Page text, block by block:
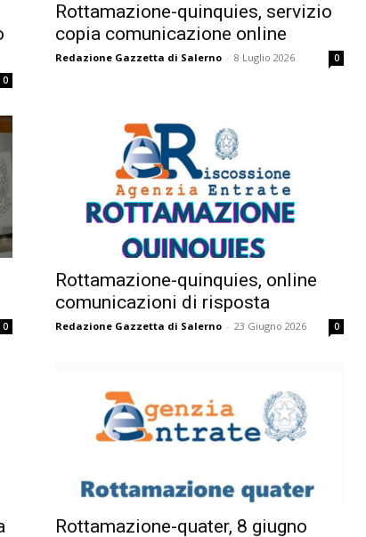
0
Rottamazione-quinquies, servizio
copia comunicazione online
Redazione Gazzetta di Salerno - 8 Luglio 2026 0
0
Rottamazione-quinquies, online
comunicazioni di risposta
Redazione Gazzetta di Salerno - 23 Giugno 2026 0
Rottamazione-quater, 8 giugno